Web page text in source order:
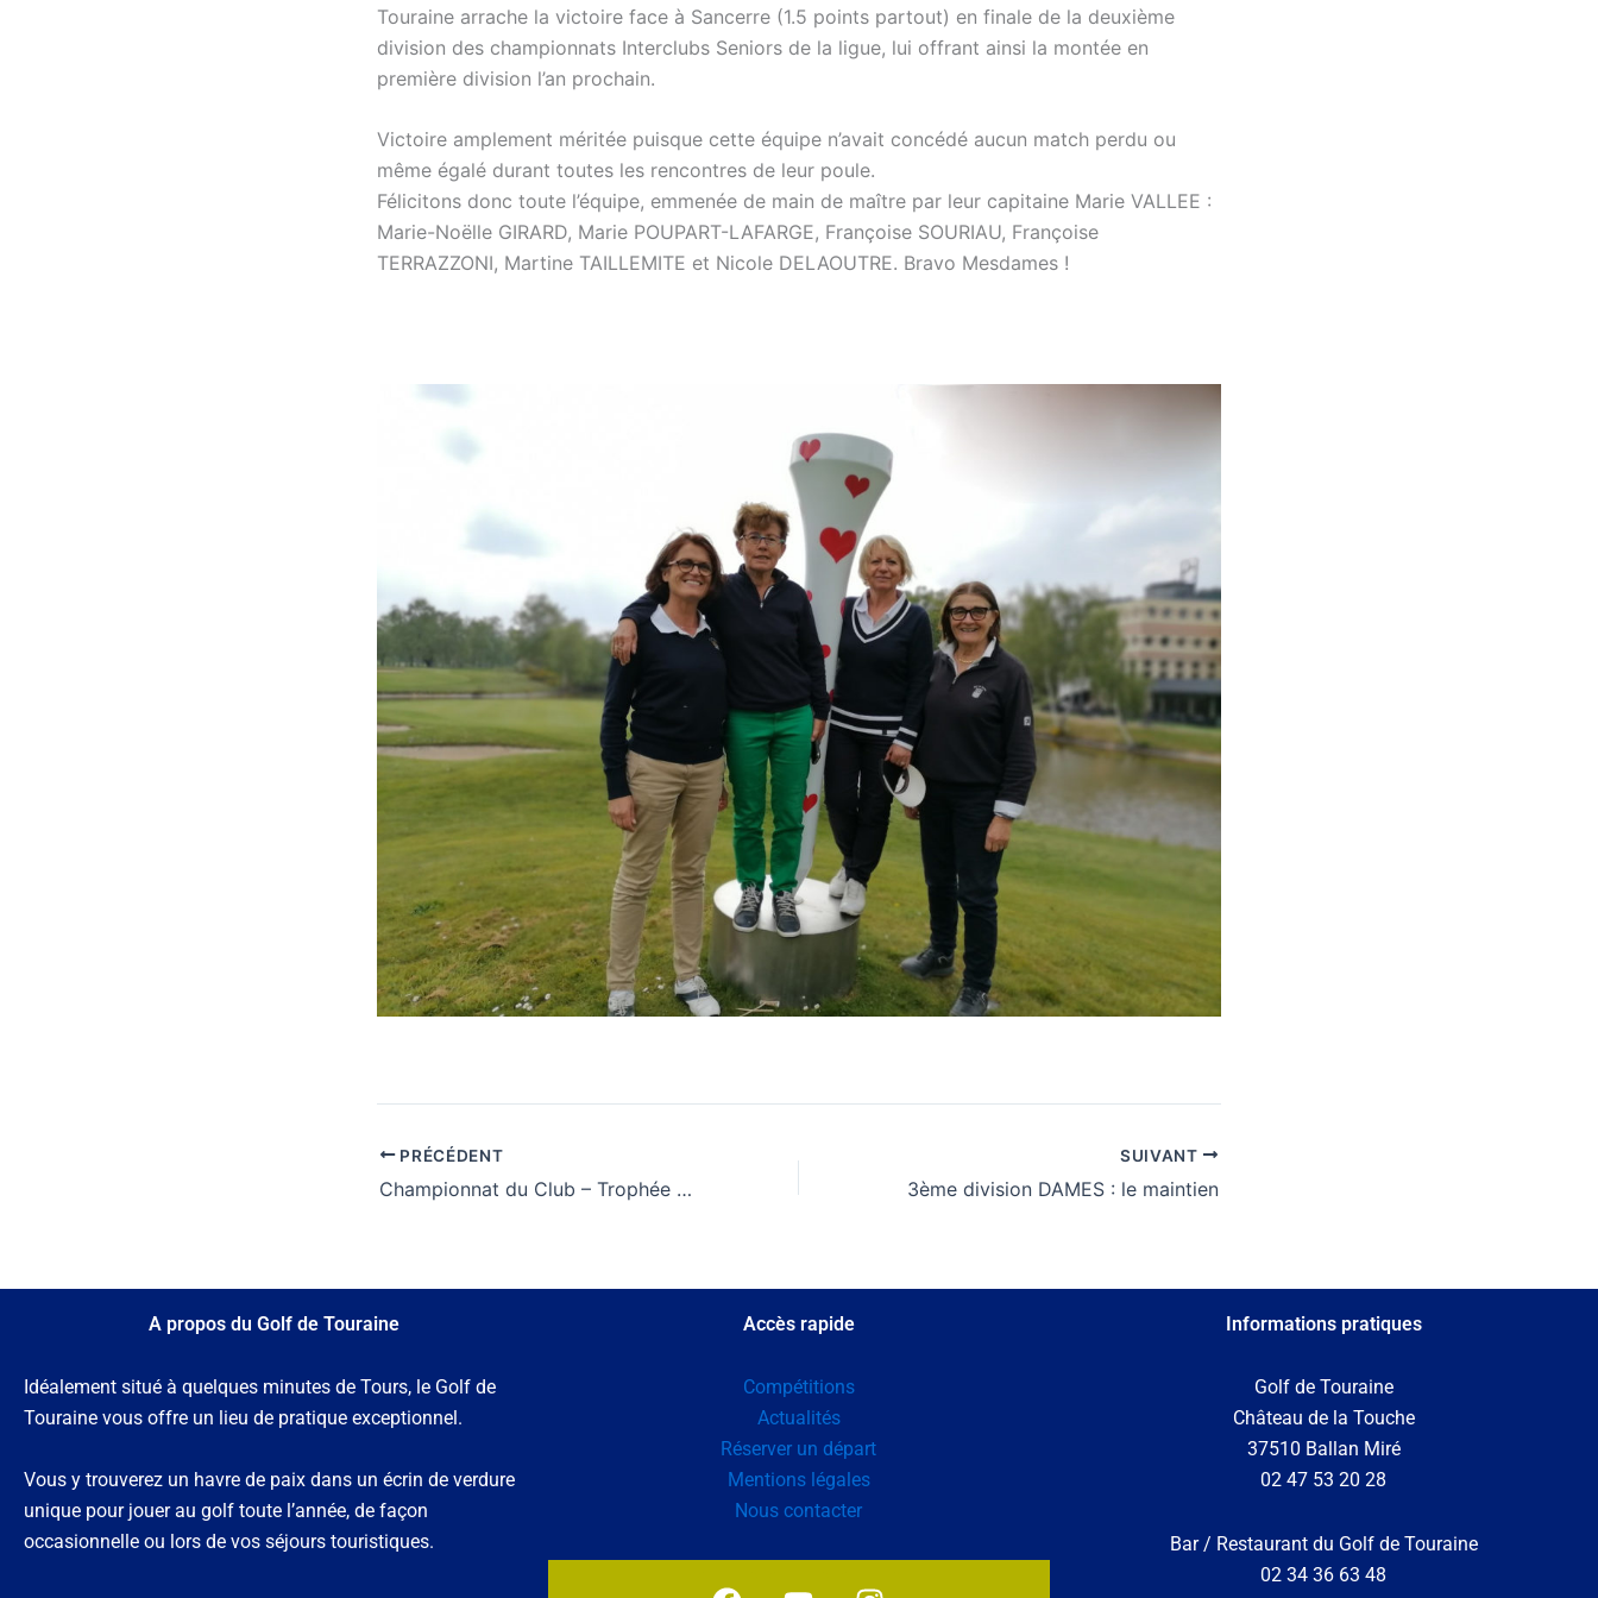
Touraine arrache la victoire face à Sancerre (1.5 points partout) en finale de la deuxième
division des championnats Interclubs Seniors de la ligue, lui offrant ainsi la montée en
première division l’an prochain.
Victoire amplement méritée puisque cette équipe n’avait concédé aucun match perdu ou
même égalé durant toutes les rencontres de leur poule.
Félicitons donc toute l’équipe, emmenée de main de maître par leur capitaine Marie VALLEE :
Marie-Noëlle GIRARD, Marie POUPART-LAFARGE, Françoise SOURIAU, Françoise
TERRAZZONI, Martine TAILLEMITE et Nicole DELAOUTRE. Bravo Mesdames !
PRÉCÉDENT
Championnat du Club – Trophée Gérard Crouzat-Reynes
SUIVANT
3ème division DAMES : le maintien
A propos du Golf de Touraine
Idéalement situé à quelques minutes de Tours, le Golf de
Touraine vous offre un lieu de pratique exceptionnel.
Vous y trouverez un havre de paix dans un écrin de verdure
unique pour jouer au golf toute l’année, de façon
occasionnelle ou lors de vos séjours touristiques.
Accès rapide
Compétitions
Actualités
Réserver un départ
Mentions légales
Nous contacter
F
Y
I
Informations pratiques
Golf de Touraine
Château de la Touche
37510 Ballan Miré
02 47 53 20 28
Bar / Restaurant du Golf de Touraine
02 34 36 63 48